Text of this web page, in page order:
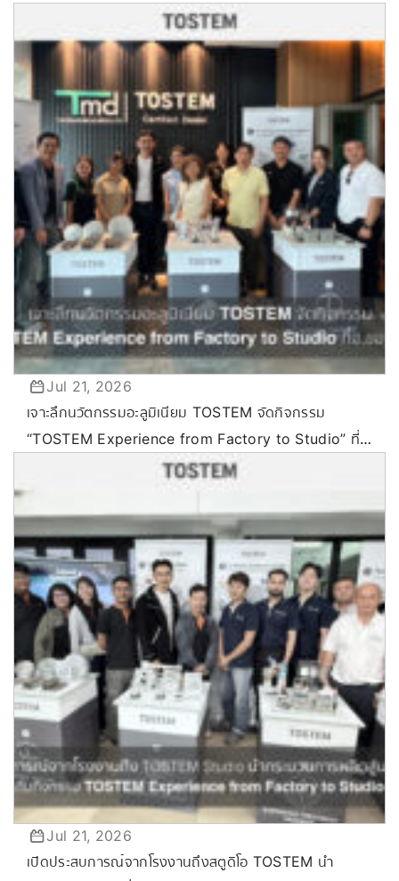
เคลื่อนกลยุทธ์ลุยตลาด Commercial & Renovation
Jul 21, 2026
เจาะลึกนวัตกรรมอะลูมิเนียม TOSTEM จัดกิจกรรม
“TOSTEM Experience from Factory to Studio” ที่
Jul 21, 2026
เปิดประสบการณ์จากโรงงานถึงสตูดิโอ TOSTEM นำ